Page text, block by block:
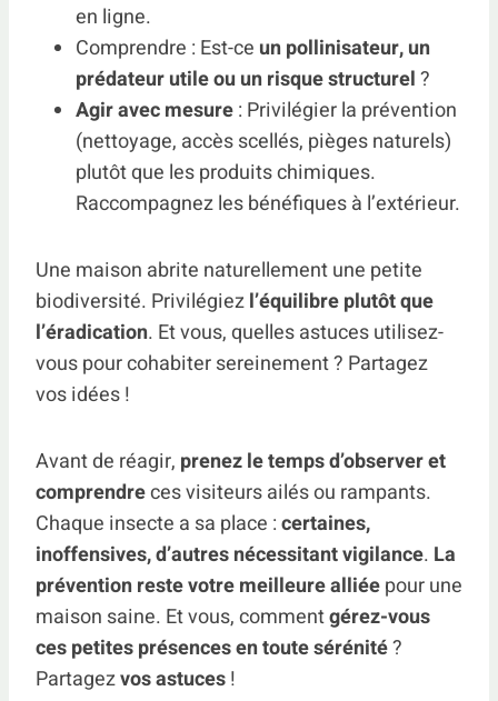
en ligne.
Comprendre : Est-ce un pollinisateur, un
prédateur utile ou un risque structurel?
Agir avec mesure: Privilégier la prévention
(nettoyage, accès scellés, pièges naturels)
plutôt que les produits chimiques.
Raccompagnez les bénéfiques à l’extérieur.
Une maison abrite naturellement une petite
biodiversité. Privilégiezl’équilibre plutôt que
l’éradication. Et vous, quelles astuces utilisez-
vous pour cohabiter sereinement ? Partagez
vos idées !
Avant de réagir, prenez le temps d’observer et
comprendreces visiteurs ailés ou rampants.
Chaque insecte a sa place :certaines,
inoffensives, d’autres nécessitant vigilance. La
prévention reste votre meilleure alliéepour une
maison saine. Et vous, commentgérez-vous
ces petites présences en toute sérénité?
Partagezvos astuces!